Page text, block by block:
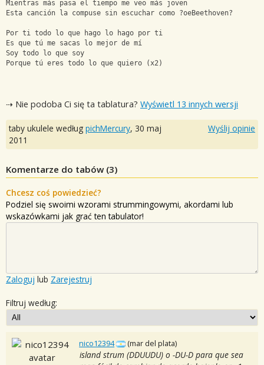
Mientras más pasa el tiempo me veo más joven
Esta canción la compuse sin escuchar como ?oeBeethoven?
Por ti todo lo que hago lo hago por ti
Es que tú me sacas lo mejor de mí
Soy todo lo que soy
Porque tú eres todo lo que quiero (x2)
⇢ Nie podoba Ci się ta tablatura? Wyświetl 13 innych wersji
taby ukulele według pichMercury, 30 maj
2011
Wyślij opinie
Komentarze do tabów (3)
Chcesz coś powiedzieć?
Podziel się swoimi wzorami strummingowymi, akordami lub
wskazówkami jak grać ten tabulator!
Zaloguj lub Zarejestruj
Filtruj według:
nico12394 (mar del plata)
island strum (DDUUDU) o -DU-D para que sea